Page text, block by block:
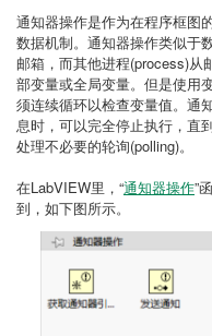
通知器操作是作为在程序框图
数据机制。通知器操作类似于
邮箱，而其他进程(process)从
部变量或全局变量。但是使用
须连续循环以检查变量值。通
息时，可以完全停止执行，直
处理不必要的轮询(polling)。
在LabVIEW里，“通知器操作”
到，如下图所示。